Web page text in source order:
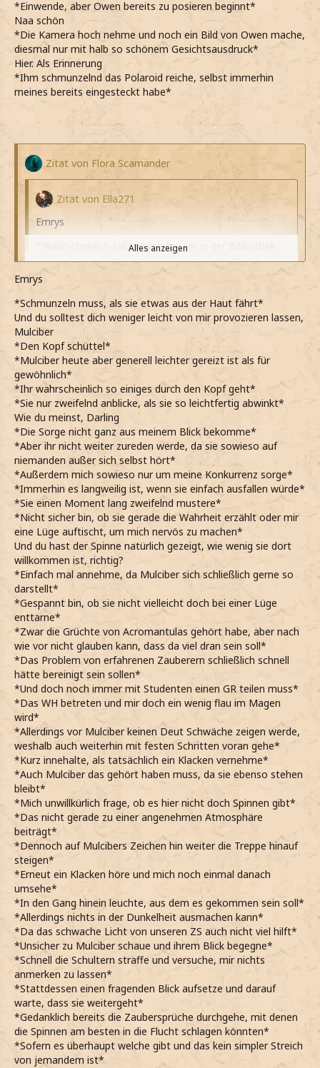
*Einwende, aber Owen bereits zu posieren beginnt*
Naa schön
*Die Kamera hoch nehme und noch ein Bild von Owen mache,
diesmal nur mit halb so schönem Gesichtsausdruck*
Hier. Als Erinnerung
*Ihm schmunzelnd das Polaroid reiche, selbst immerhin
meines bereits eingesteckt habe*
Zitat von Flora Scamander
Zitat von Ella271
Emrys
*Wahrscheinlich tatsächlich besser in der Bibliothek
oder im GR aufgehoben wäre*
*Schließlich nach wie vor noch einiges nachzuholen
*Aber Mulciber das gesamte Wochenende mit
Patrouille beschäftigt sein wird, während selbst diese
Zeit immer noch aktiv zum lernen nutzen kann*
Ich bin eben immer für eine Überraschung gut
*Deshalb einfach entgegne*
*Sie zweifelnd anblicke, als sie von einem
Clownskostüm spricht*
Wär das nicht eher etwas für dich, Darling?
*Erwidere, und mich von ihrem kläglichen Versuch
witzig zu sein nicht beeindrucken lasse*
*Mit den Schultern zucke, als sie ihre Leistung
weiterhin kleinredet*
Tja, es ist dein Burnout
*Sicher nicht auch noch anfange, auf sie aufzupassen*
*Dafür definitiv besseres mit meiner Zeit anfangen
kann*
*Tatsächlich einen Moment lang überrascht bin, als
sie von einer Acromantulabegegnung spricht*
*Nicht einschätzen kann, ob sie das nur sagt, um
meine Aufmerksamkeit zu behalten, oder ob es
tatsächlich wahr ist*
Du sollst einer Acromantula begegnet sein? Wann ist
das denn passiert?
*Deshalb zweifelnd nachhake*
*Sie davon bisher noch kein einziges Wort verloren
hat*
*Und sie doch normalerweise mit jeder einzelner ihrer
"Heldentaten" augenblicklich angeben muss*
*Als beim WH angekommen sind, mich gar nicht lang
bitten lasse und vor ihr das Gebäude betrete*
*Die Nase rümpfe als die ganzen Spinnenweben sehe*
*Für Deko definitiv gesorgt ist*
Fehlen noch die Spinnen
*Meinen nächsten Gedanken laut ausspreche*
*Anschließend meinen ZS hervorhole und ebenfalls
einen Lumos zaubere*
*Zwar nicht weiß, warum Mulciber ihren nonverbal
ausführt, aber das ungute Gefühl habe, dass es ihr
gleich tun sollte*
*Verstehend nicke und mich langsam in Bewegung
setze*
*Zur Treppe schlicht den Gang hinunter müssen, das
sicher nicht allzu schwer werden sollte*
Roxane
*bei seinen Worten die Augen verdrehe*
Na ja.
*eine grössere Überraschung immer noch er in einem
Kostüm wäre*
*mir aber beim besten Willen auch nicht einfallen möchte,
als was er sich verkleiden würde*
*als er meint, dass Clown, was für mich wäre, schnaube*
Bei Merlin Fawley, nach 5 Jahren in derselben Klasse
könntest du mich doch auch besser kennen.
*nur knapp anmerke*
*dabei mal auslasse, dass selbst keine Ahnung habe, als
was er gehen könnte*
*er mit den Schultern zuckt und gleichgültig kurz den Blick
von ihm abwende*
*bei seinen Worten aber unwillkürlich kurz
zusammenzucke und dann wieder zu ihm schaue und die
Stirn leicht runzle*
Ich bitte dich. Dazu braucht es eindeutig mehr, als ein paar
mehr Aufgaben um Halloween.
*schliesslich nicht aus Zucker bin*
*zudem schon immer unter Stress funktioniert hab, auch
wenn er mir nicht willkommen ist*
Aber süss dass du dich um mich sorgst Schätzchen.
*mit vor sarkasmustriefender Stimme sage*
*Fawleys überrascht wirkt, als ihm von der Begegnung mit
einer der Spinnen erzähle*
Richtig gehört.
*meine und mir kurz durch die Haare streiche*
Kurz bevor sie das Wohnheim evakuiert haben. Die Spinne
hatte die Nerven, die Wohnung meines Bruders
aufzusuchen.
*anmerke und augenblicklich die Lippen verziehe bei dem
Gedanken*
*Fawley überraschend zügig meiner einladung nachgeht
und ins WH eintritt*
*nur den Kopf schütteln kann über seine wohl gespielte
coolness*
Wenn wir Glück haben, bekommst du deine Spinnen auch
noch zusehen.
*spottend sage und den Gang vor uns betrachte*
*zur Treppe gehen und kurz innehalte als ein klackern
höre*
*Fawley auch direkt anhält und beide dem Geräusch
lauschen*
Weiter.
*dann allerdings unbeirrt sage und Fawley dabei auf der
Treppe überhole und vorausgehe*
*als das Klackern erneut höre kurz über die Schulter zu
Fawley blicke*
*ZS*
Alles anzeigen
Emrys
*Schmunzeln muss, als sie etwas aus der Haut fährt*
Und du solltest dich weniger leicht von mir provozieren lassen,
Mulciber
*Den Kopf schüttel*
*Mulciber heute aber generell leichter gereizt ist als für
gewöhnlich*
*Ihr wahrscheinlich so einiges durch den Kopf geht*
*Sie nur zweifelnd anblicke, als sie so leichtfertig abwinkt*
Wie du meinst, Darling
*Die Sorge nicht ganz aus meinem Blick bekomme*
*Aber ihr nicht weiter zureden werde, da sie sowieso auf
niemanden außer sich selbst hört*
*Außerdem mich sowieso nur um meine Konkurrenz sorge*
*Immerhin es langweilig ist, wenn sie einfach ausfallen würde*
*Sie einen Moment lang zweifelnd mustere*
*Nicht sicher bin, ob sie gerade die Wahrheit erzählt oder mir
eine Lüge auftischt, um mich nervös zu machen*
Und du hast der Spinne natürlich gezeigt, wie wenig sie dort
willkommen ist, richtig?
*Einfach mal annehme, da Mulciber sich schließlich gerne so
darstellt*
*Gespannt bin, ob sie nicht vielleicht doch bei einer Lüge
enttarne*
*Zwar die Grüchte von Acromantulas gehört habe, aber nach
wie vor nicht glauben kann, dass da viel dran sein soll*
*Das Problem von erfahrenen Zauberern schließlich schnell
hätte bereinigt sein sollen*
*Und doch noch immer mit Studenten einen GR teilen muss*
*Das WH betreten und mir doch ein wenig flau im Magen
wird*
*Allerdings vor Mulciber keinen Deut Schwäche zeigen werde,
weshalb auch weiterhin mit festen Schritten voran gehe*
*Kurz innehalte, als tatsächlich ein Klacken vernehme*
*Auch Mulciber das gehört haben muss, da sie ebenso stehen
bleibt*
*Mich unwillkürlich frage, ob es hier nicht doch Spinnen gibt*
*Das nicht gerade zu einer angenehmen Atmosphäre
beiträgt*
*Dennoch auf Mulcibers Zeichen hin weiter die Treppe hinauf
steigen*
*Erneut ein Klacken höre und mich noch einmal danach
umsehe*
*In den Gang hinein leuchte, aus dem es gekommen sein soll*
*Allerdings nichts in der Dunkelheit ausmachen kann*
*Da das schwache Licht von unseren ZS auch nicht viel hilft*
*Unsicher zu Mulciber schaue und ihrem Blick begegne*
*Schnell die Schultern straffe und versuche, mir nichts
anmerken zu lassen*
*Stattdessen einen fragenden Blick aufsetze und darauf
warte, dass sie weitergeht*
*Gedanklich bereits die Zaubersprüche durchgehe, mit denen
die Spinnen am besten in die Flucht schlagen könnten*
*Sofern es überhaupt welche gibt und das kein simpler Streich
von jemandem ist*